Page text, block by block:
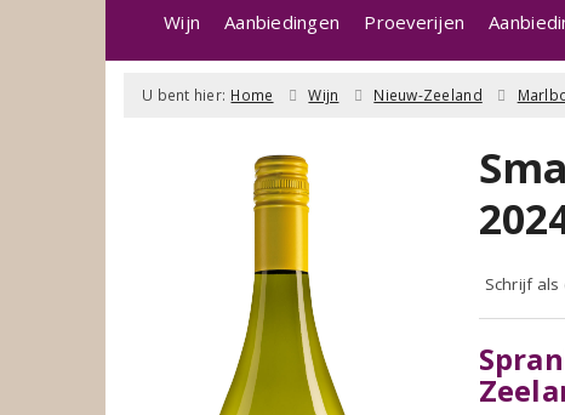
Wijn Aanbiedingen Proeverijen
U bent hier: Home Wijn Nieuw-Zeeland
Schrijf